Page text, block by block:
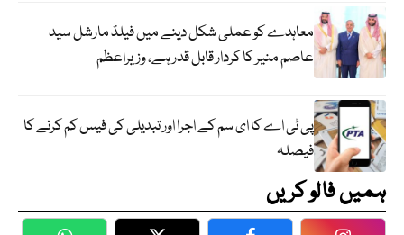
معاہدے کو عملی شکل دینے میں فیلڈ مارشل سید
عاصم منیر کا کردار قابل قدر ہے، وزیراعظم
پی ٹی اے کا ای سم کے اجرا اور تبدیلی کی فیس کم کرنے کا
فیصلہ
ہمیں فالو کریں